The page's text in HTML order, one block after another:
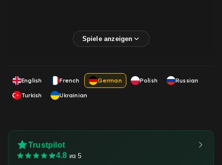
English French German Polish
Russian
Turkish
Ukrainian
Trustpilot
4.8 из 5